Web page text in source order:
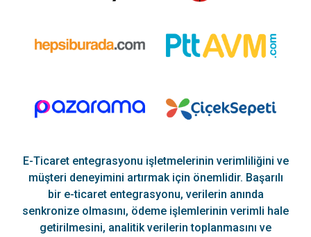
E-Ticaret entegrasyonu işletmelerinin verimliliğini ve
müşteri deneyimini artırmak için önemlidir. Başarılı
bir e-ticaret entegrasyonu, verilerin anında
senkronize olmasını, ödeme işlemlerinin verimli hale
getirilmesini, analitik verilerin toplanmasını ve